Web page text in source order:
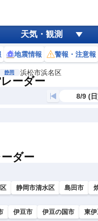
天気・観測
地震情報 警報・注意報
静岡 浜松市浜名区
ーダー
8/9 (
ダー
静岡市清水区 島田市
伊豆市 伊豆の国市 東